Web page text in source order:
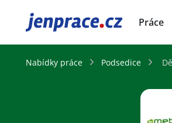
JenPráce.cz Práce
Nabídky práce Podsedice